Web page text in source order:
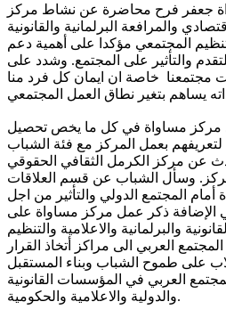
جعفر فرح محاضرة عن نشاط مركز
والمرافعة البرلمانية والقانونية
المجتمعي مؤكدا على أهمية دعم
والتأثير على المجتمع. وشدد على
مجتمعنا خاصة ان ايمان كل فرد منا
مساواة في كل ما يخص تحصيل
بعمل المركز مع فئة الشباب
عن مركز الكرمل الثقافي الحقوقي
وسأل الشباب عن قسم العلاقات
المجتمع الدولي والتأثير من اجل
الإضافة ذكر عمل مركز مساواة على
والبرلمانية والاعلامية والتنظيم
العربي الى مراكز أتخاذ القرار
على طموح الشباب وبناء المستقبل
العربي في المؤسسات القانونية
والدولية والاعلامية والحكومية.